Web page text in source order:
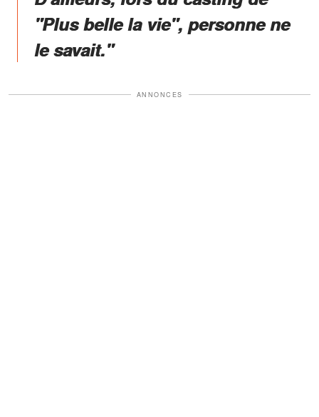
"Plus belle la vie", personne ne
le savait."
ANNONCES